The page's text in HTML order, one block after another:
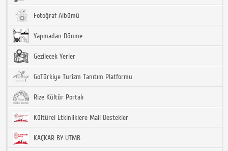
Fotoğraf Albümü
Yapmadan Dönme
Gezilecek Yerler
GoTürkiye Turizm Tanıtım Platformu
Rize Kültür Portalı
Kültürel Etkinliklere Mali Destekler
KAÇKAR BY UTMB